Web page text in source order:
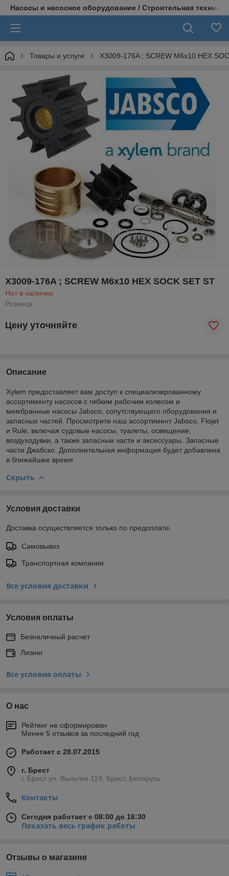
Насосы и насосное оборудование / Строительная техника
Товары и услуги X3009-176A ; SCREW M6x10 HEX
X3009-176A ; SCREW M6x10 HEX SOCK SET ST
Нет в наличии
Розница
Цену уточняйте
Описание
Xylem предоставляет вам доступ к специализированному
ассортименту насосов с гибким рабочим колесом и
мембранные насосы Jabsco, сопутствующего оборудования и
запасных частей. Просмотрите наш ассортимент Jabsco, Flojet
и Rule, включая судовые насосы, туалеты, освещение,
воздуходувки, а также запасные части и аксессуары. Запасные
части Джабско. Дополнительная информация будет добавлена
в ближайшее время
Скрыть
Условия доставки
Доставка осуществляется только по предоплате.
Самовывоз
Транспортная компания
Все условия доставки
Условия оплаты
Безналичный расчет
Лизинг
Все условия оплаты
О нас
Рейтинг не сформирован
Менее 5 отзывов за последний год
Работает с 28.07.2015
г. Брест
г. Брест ул. Вычулки 119, Брест, Беларусь
Контакты
Сегодня работает с 08:00 до 16:30
Показать весь график работы
Отзывы о магазине